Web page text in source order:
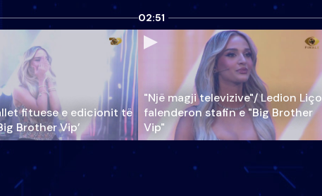
fituese e edicionit të
Brother Vip’
02:51
"Një magji televizive"/ Ledion Liço
falenderon stafin e "Big Brother
Vip"